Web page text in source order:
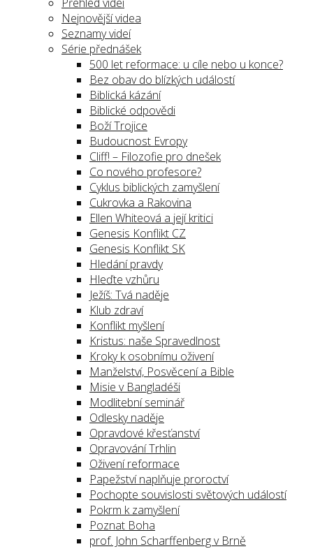
Nejnovější videa
Seznamy videí
Série přednášek
500 let reformace: u cíle nebo u konce?
Bez obav do blízkých událostí
Biblická kázání
Biblické odpovědi
Boží Trojice
Budoucnost Evropy
Cliff! – Filozofie pro dnešek
Co nového profesore?
Cyklus biblických zamyšlení
Cukrovka a Rakovina
Ellen Whiteová a její kritici
Genesis Konflikt CZ
Genesis Konflikt SK
Hledání pravdy
Hleďte vzhůru
Ježíš: Tvá naděje
Klub zdraví
Konflikt myšlení
Kristus: naše Spravedlnost
Kroky k osobnímu oživení
Manželství, Posvěcení a Bible
Misie v Bangladéši
Modlitební seminář
Odlesky naděje
Opravdové křesťanství
Opravování Trhlin
Oživení reformace
Papežství naplňuje proroctví
Pochopte souvislosti světových událostí
Pokrm k zamyšlení
Poznat Boha
prof. John Scharffenberg v Brně